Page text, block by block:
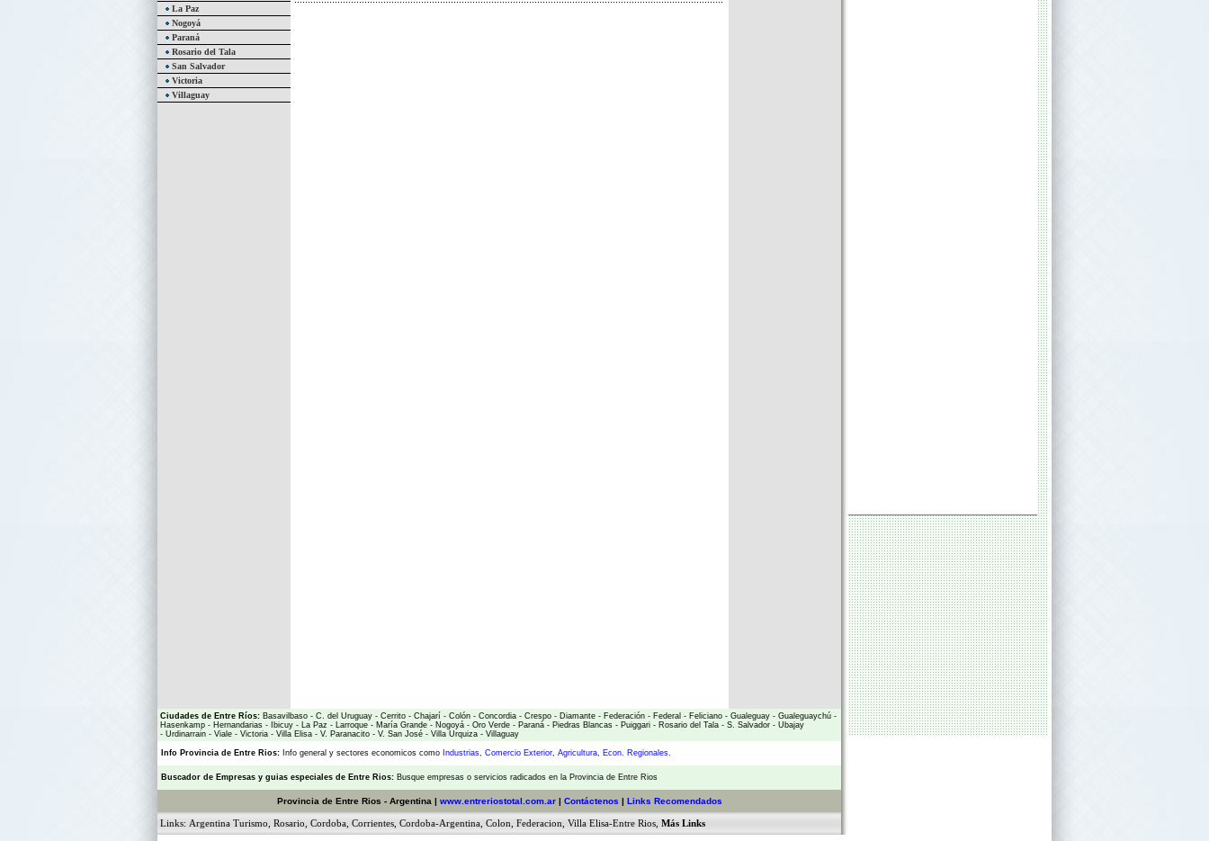
La Paz
Nogoyá
Paraná
Rosario del Tala
San Salvador
Victoria
Villaguay
Ciudades de Entre Ríos: Basavilbaso - C. del Uruguay - Cerrito - Chajarí - Colón - Concordia - Crespo - Diamante - Federación - Federal - Feliciano - Gualeguay - Gualeguaychú -
Hasenkamp - Hernandarias - Ibicuy - La Paz - Larroque - María Grande - Nogoyá - Oro Verde - Paraná - Piedras Blancas - Puiggari - Rosario del Tala - S. Salvador - Ubajay
- Urdinarrain - Viale - Victoria - Villa Elisa - V. Paranacito - V. San José - Villa Urquiza - Villaguay
Info Provincia de Entre Rios: Info general y sectores economicos como Industrias, Comercio Exterior, Agricultura, Econ. Regionales.
Buscador de Empresas y guias especiales de Entre Rios: Busque empresas o servicios radicados en la Provincia de Entre Rios
Provincia de Entre Rios - Argentina | www.entreriostotal.com.ar| Contáctenos | Links Recomendados
Links: Argentina Turismo Rosario Cordoba Corrientes Cordoba-Argentina Colon Federacion Villa Elisa-Entre Rios Más Links